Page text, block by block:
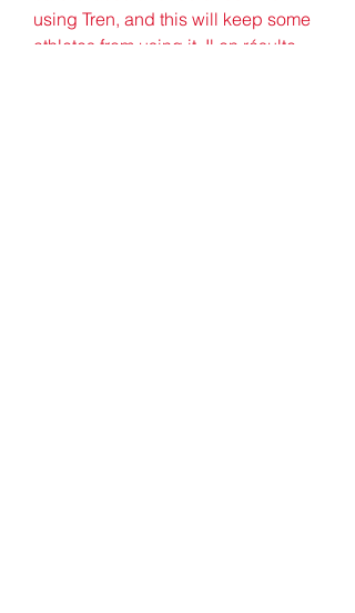
using Tren, and this will keep some
athletes from using it. Il en résulte